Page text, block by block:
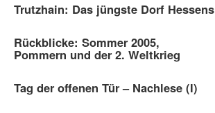
Trutzhain: Das jüngste Dorf Hessens
Rückblicke: Sommer 2005,
Pommern und der 2. Weltkrieg
Tag der offenen Tür – Nachlese (I)